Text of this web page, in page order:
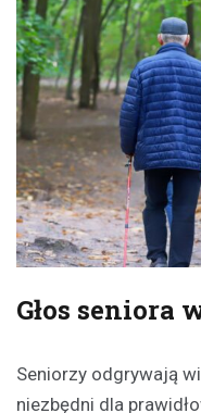
Głos seniora
Seniorzy odgrywają
niezbędni dla